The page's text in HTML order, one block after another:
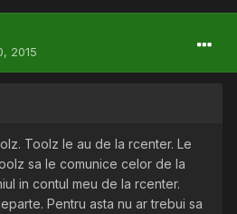
2015
Toolz le au de la rcenter. Le
sa le comunice celor de la
in contul meu de la rcenter.
Pentru asta nu ar trebui sa